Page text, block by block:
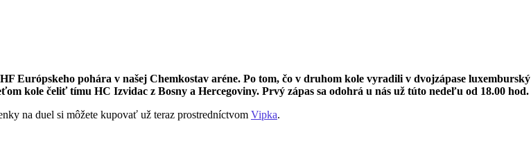
Európskeho pohára v našej Chemkostav aréne. Po tom, čo v druhom kole vyradili v dvojzápase luxemburský
kole čeliť tímu HC Izvidac z Bosny a Hercegoviny. Prvý zápas sa odohrá u nás už túto nedeľu od 18.00 hod.
na duel si môžete kupovať už teraz prostredníctvom Vipka.